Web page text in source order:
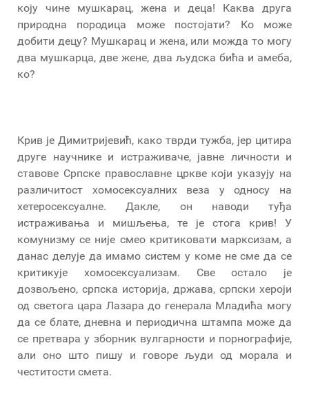
коју чине мушкарац, жена и деца! Каква друга
природна породица може постојати? Ко може
добити децу? Мушкарац и жена, или можда то могу
два мушкарца, две жене, два људска бића и амеба,
ко?
Крив је Димитријевић, како тврди тужба, јер цитира
друге научнике и истраживаче, јавне личности и
ставове Српске православне цркве који указују на
различитост хомосексуалних веза у односу на
хетеросексуалне. Дакле, он наводи туђа
истраживања и мишљења, те је стога крив! У
комунизму се није смео критиковати марксизам, а
данас делује да имамо систем у коме не сме да се
критикује хомосексуализам. Све остало је
дозвољено, српска историја, држава, српски хероји
од светога цара Лазара до генерала Младића могу
да се блате, дневна и периодична штампа може да
се претвара у зборник вулгарности и порнографије,
али оно што пишу и говоре људи од морала и
честитости смета.